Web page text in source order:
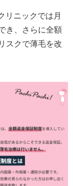
リニックでは月
き、さらに全額
スクで薄毛を改